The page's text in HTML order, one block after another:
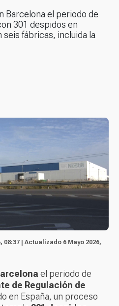
Barcelona el periodo de
301 despidos en
seis fábricas, incluida la
08:37 | Actualizado 6 Mayo 2026,
el periodo de
de Regulación de
en España, un proceso